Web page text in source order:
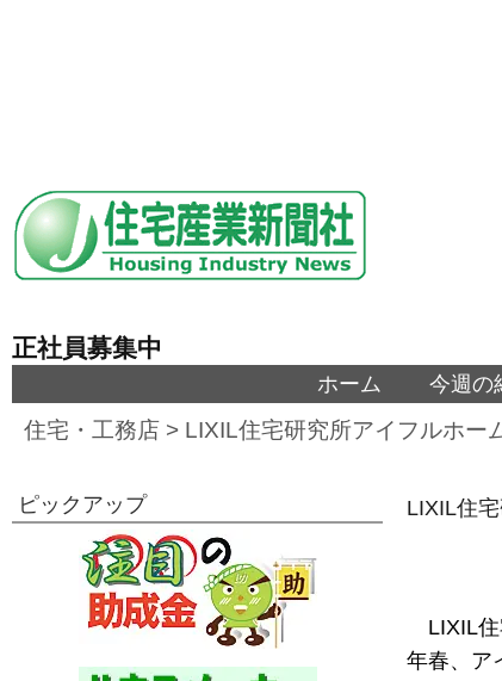
正社員募集中
ホーム 今週の
住宅・工務店 > LIXIL住宅研究所アイフルホー
LIXIL住
LIXIL
年春、ア
ピックアップ